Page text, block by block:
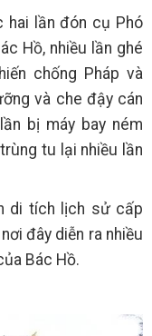
hai lần đón cụ Phó
Hồ, nhiều lần ghé
chống Pháp và
và che đậy cán
bị máy bay ném
tu lại nhiều lần
di tích lịch sử cấp
đây diễn ra nhiều
Bác Hồ.